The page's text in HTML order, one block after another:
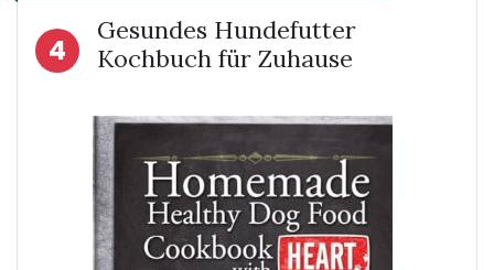
4
Gesundes Hundefutter
Kochbuch für Zuhause